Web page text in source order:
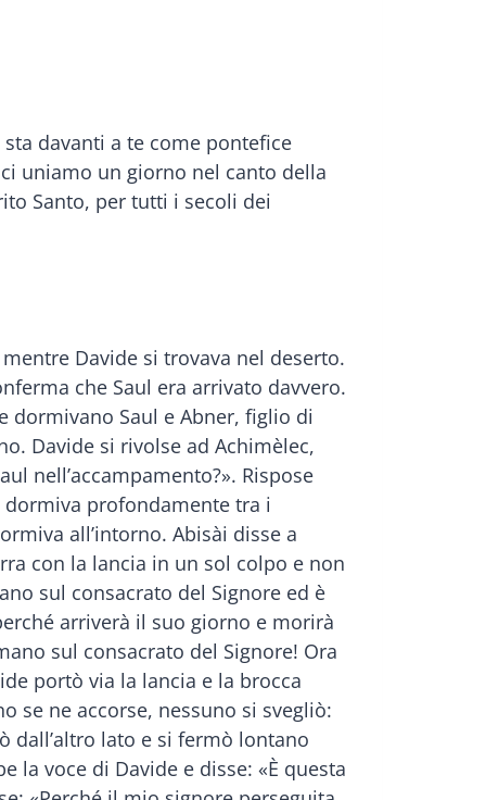
davanti a te come pontefice
uniamo un giorno nel canto della
Santo, per tutti i secoli dei
Davide si trovava nel deserto.
che Saul era arrivato davvero.
dormivano Saul e Abner, figlio di
Davide si rivolse ad Achimèlec,
nell’accampamento?». Rispose
dormiva profondamente tra i
all’intorno. Abisài disse a
con la lancia in un sol colpo e non
sul consacrato del Signore ed è
arriverà il suo giorno e morirà
sul consacrato del Signore! Ora
portò via la lancia e la brocca
se ne accorse, nessuno si svegliò:
dall’altro lato e si fermò lontano
la voce di Davide e disse: «È questa